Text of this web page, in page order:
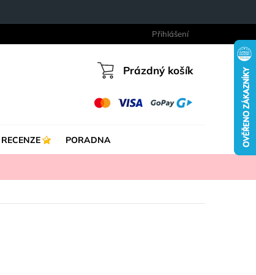
Přihlášení
Nákupní
Prázdný košík
RECENZE PORADNA